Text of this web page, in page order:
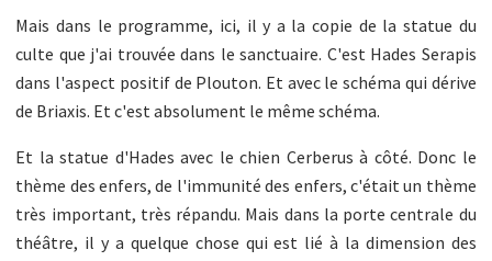
Mais dans le programme, ici, il y a la copie de la statue du
culte que j'ai trouvée dans le sanctuaire. C'est Hades Serapis
dans l'aspect positif de Plouton. Et avec le schéma qui dérive
de Briaxis. Et c'est absolument le même schéma.
Et la statue d'Hades avec le chien Cerberus à côté. Donc le
thème des enfers, de l'immunité des enfers, c'était un thème
très important, très répandu. Mais dans la porte centrale du
théâtre, il y a quelque chose qui est lié à la dimension des